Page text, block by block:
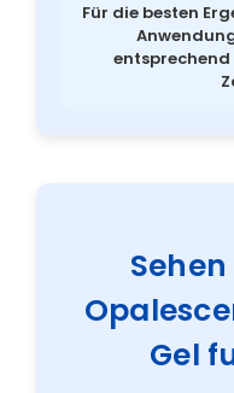
Für die besten
entsprechend
Gel